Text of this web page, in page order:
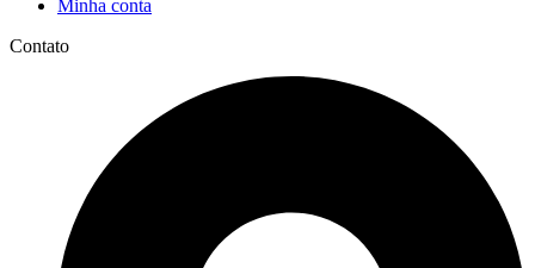
Minha conta
Contato